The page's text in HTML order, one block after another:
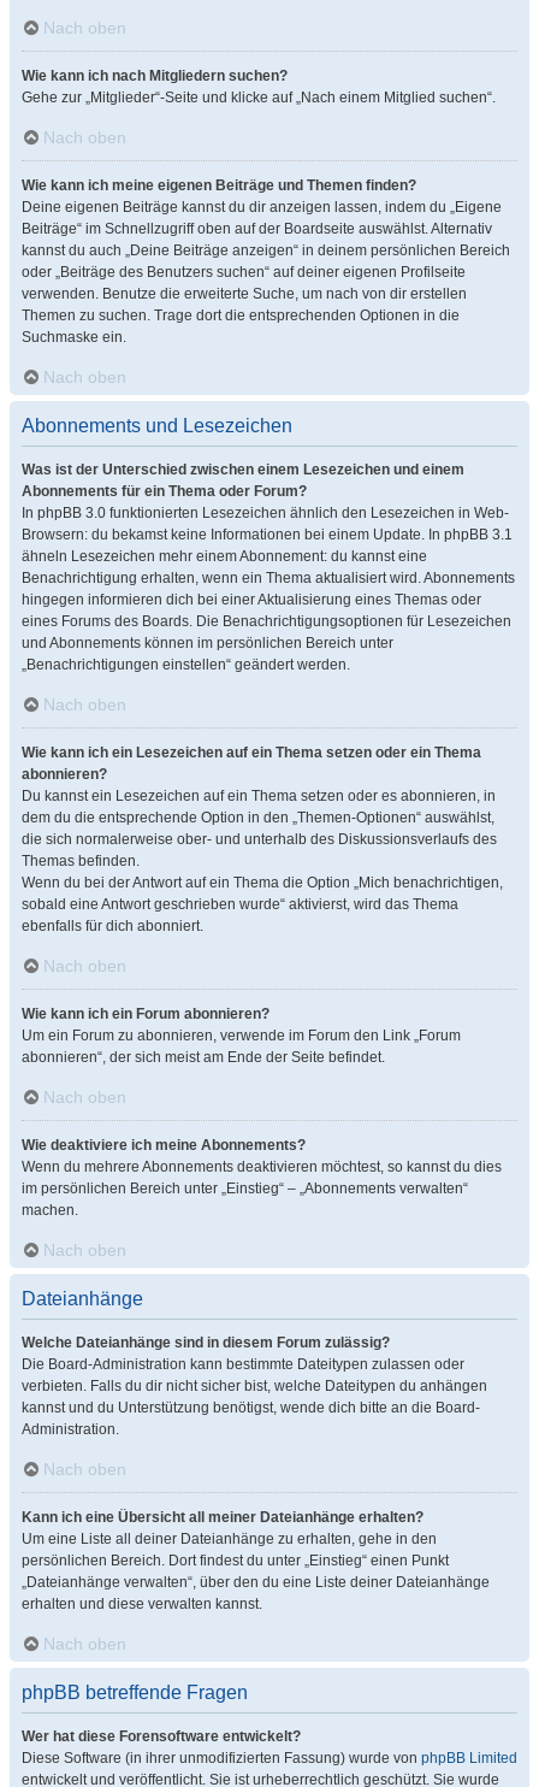
Nach oben
Wie kann ich nach Mitgliedern suchen?
Gehe zur „Mitglieder“-Seite und klicke auf „Nach einem Mitglied suchen“.
Nach oben
Wie kann ich meine eigenen Beiträge und Themen finden?
Deine eigenen Beiträge kannst du dir anzeigen lassen, indem du „Eigene
Beiträge“ im Schnellzugriff oben auf der Boardseite auswählst. Alternativ
kannst du auch „Deine Beiträge anzeigen“ in deinem persönlichen Bereich
oder „Beiträge des Benutzers suchen“ auf deiner eigenen Profilseite
verwenden. Benutze die erweiterte Suche, um nach von dir erstellen
Themen zu suchen. Trage dort die entsprechenden Optionen in die
Suchmaske ein.
Nach oben
Abonnements und Lesezeichen
Was ist der Unterschied zwischen einem Lesezeichen und einem
Abonnements für ein Thema oder Forum?
In phpBB 3.0 funktionierten Lesezeichen ähnlich den Lesezeichen in Web-
Browsern: du bekamst keine Informationen bei einem Update. In phpBB 3.1
ähneln Lesezeichen mehr einem Abonnement: du kannst eine
Benachrichtigung erhalten, wenn ein Thema aktualisiert wird. Abonnements
hingegen informieren dich bei einer Aktualisierung eines Themas oder
eines Forums des Boards. Die Benachrichtigungsoptionen für Lesezeichen
und Abonnements können im persönlichen Bereich unter
„Benachrichtigungen einstellen“ geändert werden.
Nach oben
Wie kann ich ein Lesezeichen auf ein Thema setzen oder ein Thema
abonnieren?
Du kannst ein Lesezeichen auf ein Thema setzen oder es abonnieren, in
dem du die entsprechende Option in den „Themen-Optionen“ auswählst,
die sich normalerweise ober- und unterhalb des Diskussionsverlaufs des
Themas befinden.
Wenn du bei der Antwort auf ein Thema die Option „Mich benachrichtigen,
sobald eine Antwort geschrieben wurde“ aktivierst, wird das Thema
ebenfalls für dich abonniert.
Nach oben
Wie kann ich ein Forum abonnieren?
Um ein Forum zu abonnieren, verwende im Forum den Link „Forum
abonnieren“, der sich meist am Ende der Seite befindet.
Nach oben
Wie deaktiviere ich meine Abonnements?
Wenn du mehrere Abonnements deaktivieren möchtest, so kannst du dies
im persönlichen Bereich unter „Einstieg“ – „Abonnements verwalten“
machen.
Nach oben
Dateianhänge
Welche Dateianhänge sind in diesem Forum zulässig?
Die Board-Administration kann bestimmte Dateitypen zulassen oder
verbieten. Falls du dir nicht sicher bist, welche Dateitypen du anhängen
kannst und du Unterstützung benötigst, wende dich bitte an die Board-
Administration.
Nach oben
Kann ich eine Übersicht all meiner Dateianhänge erhalten?
Um eine Liste all deiner Dateianhänge zu erhalten, gehe in den
persönlichen Bereich. Dort findest du unter „Einstieg“ einen Punkt
„Dateianhänge verwalten“, über den du eine Liste deiner Dateianhänge
erhalten und diese verwalten kannst.
Nach oben
phpBB betreffende Fragen
Wer hat diese Forensoftware entwickelt?
Diese Software (in ihrer unmodifizierten Fassung) wurde von phpBB Limited
entwickelt und veröffentlicht. Sie ist urheberrechtlich geschützt. Sie wurde